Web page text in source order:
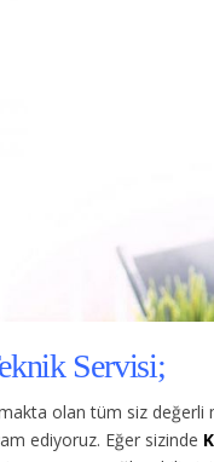
Servisi;
olan tüm siz değerli
ediyoruz. Eğer sizinde